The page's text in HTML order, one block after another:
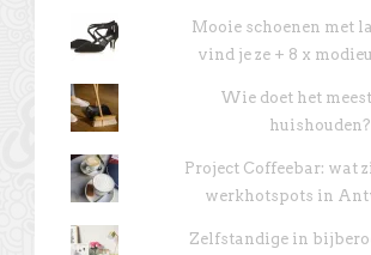
Mooie schoenen met
vind je ze + 8 x
Wie doet het
huishouden?
Project Coffeebar: wat
werkhotspots in
Zelfstandige in